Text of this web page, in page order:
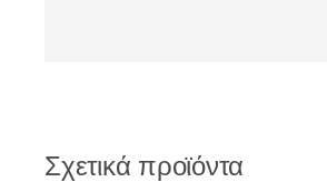
Σχετικά προϊόντα